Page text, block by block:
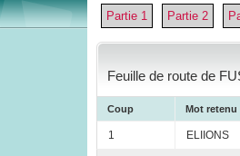
Partie 1 Partie 2
Feuille de route de
Coup Mot retenu
1 ELIIONS